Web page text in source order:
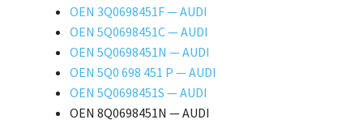
OEN 3Q0698451F — AUDI
OEN 5Q0698451C — AUDI
OEN 5Q0698451N — AUDI
OEN 5Q0 698 451 P — AUDI
OEN 5Q0698451S — AUDI
OEN 8Q0698451N — AUDI